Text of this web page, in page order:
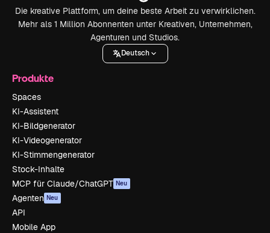
Die kreative Plattform, um deine beste Arbeit zu verwirklichen.
Mehr als 1 Million Abonnenten unter Kreativen, Unternehmen,
Agenturen und Studios.
Deutsch
Produkte
Spaces
KI-Assistent
KI-Bildgenerator
KI-Videogenerator
KI-Stimmengenerator
Stock-Inhalte
MCP für Claude/ChatGPT Neu
Agenten Neu
API
Mobile App